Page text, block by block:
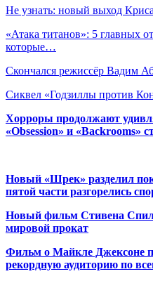
Не узнать: новый выход
«Атака титанов»: 5 главных
которые…
Скончался режиссёр Вадим
Сиквел «Годзиллы против
Хорроры продолжают
«Obsession» и «Backrooms»
Новый «Шрек» разделил
пятой части разгорелись
Новый фильм Стивена
мировой прокат
Фильм о Майкле Джексоне
рекордную аудиторию по